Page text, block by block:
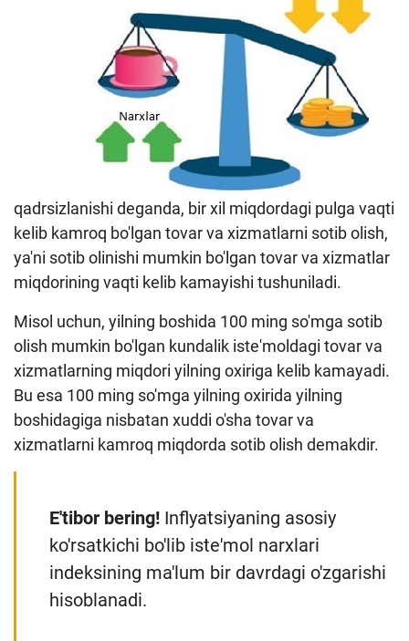
qadrsizlanishi deganda, bir xil miqdordagi pulga vaqti
kelib kamroq bo'lgan tovar va xizmatlarni sotib olish,
ya'ni sotib olinishi mumkin bo'lgan tovar va xizmatlar
miqdorining vaqti kelib kamayishi tushuniladi.
Misol uchun, yilning boshida 100 ming so'mga sotib
olish mumkin bo'lgan kundalik iste'moldagi tovar va
xizmatlarning miqdori yilning oxiriga kelib kamayadi.
Bu esa 100 ming so'mga yilning oxirida yilning
boshidagiga nisbatan xuddi o'sha tovar va
xizmatlarni kamroq miqdorda sotib olish demakdir.
E'tibor bering! Inflyatsiyaning asosiy
ko'rsatkichi bo'lib iste'mol narxlari
indeksining ma'lum bir davrdagi o'zgarishi
hisoblanadi.